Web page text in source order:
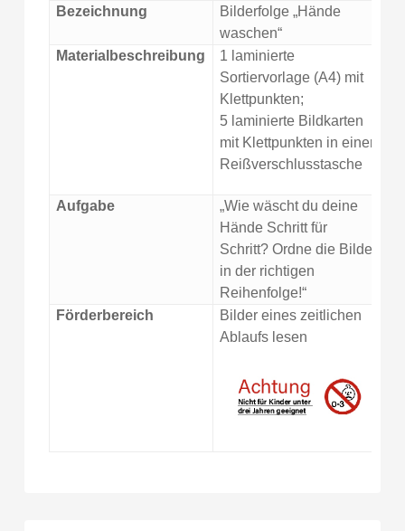
Bezeichnung
Bilderfolge „Hände
waschen“
Materialbeschreibung
1 laminierte
Sortiervorlage (A4) mit
Klettpunkten;
5 laminierte Bildkarten
mit Klettpunkten in einer
Reißverschlusstasche
Aufgabe
„Wie wäscht du deine
Hände Schritt für
Schritt? Ordne die Bilder
in der richtigen
Reihenfolge!“
Förderbereich
Bilder eines zeitlichen
Ablaufs lesen